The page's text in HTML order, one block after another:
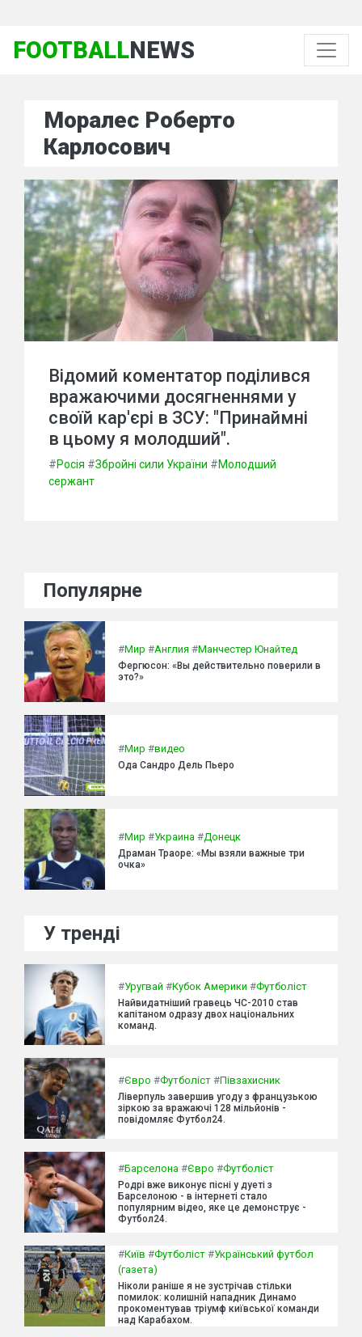
FOOTBALLNEWS
Моралес Роберто
Карлосович
Відомий коментатор поділився
вражаючими досягненнями у
своїй кар'єрі в ЗСУ: "Принаймні
в цьому я молодший".
#Росія #Збройні сили України #Молодший
сержант
Популярне
#Мир #Англия #Манчестер Юнайтед
Фергюсон: «Вы действительно поверили в
это?»
#Мир #видео
Ода Сандро Дель Пьеро
#Мир #Украина #Донецк
Драман Траоре: «Мы взяли важные три
очка»
У тренді
#Уругвай #Кубок Америки #Футболіст
Найвидатніший гравець ЧС-2010 став
капітаном одразу двох національних
команд.
#Євро #Футболіст #Півзахисник
Ліверпуль завершив угоду з французькою
зіркою за вражаючі 128 мільйонів -
повідомляє Футбол24.
#Барселона #Євро #Футболіст
Родрі вже виконує пісні у дуеті з
Барселоною - в інтернеті стало
популярним відео, яке це демонструє -
Футбол24.
#Київ #Футболіст #Український футбол
(газета)
Ніколи раніше я не зустрічав стільки
помилок: колишній нападник Динамо
прокоментував тріумф київської команди
над Карабахом.